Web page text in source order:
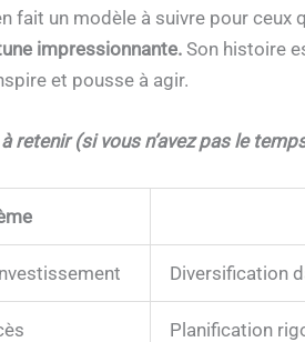
fait un modèle à suivre pour ceux
impressionnante. Son histoire
et pousse à agir.
retenir (si vous n’avez pas le
Diversification
Planification